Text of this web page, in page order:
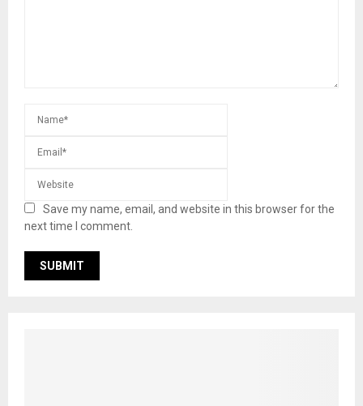
Save my name, email, and website in this browser for the
next time I comment.